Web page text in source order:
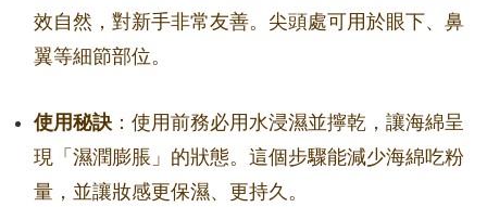
效自然，對新手非常友善。尖頭處可用於眼下、鼻
翼等細節部位。
使用秘訣 ：使用前務必用水浸濕並擰乾，讓海綿呈
現「濕潤膨脹」的狀態。這個步驟能減少海綿吃粉
量，並讓妝感更保濕、更持久。